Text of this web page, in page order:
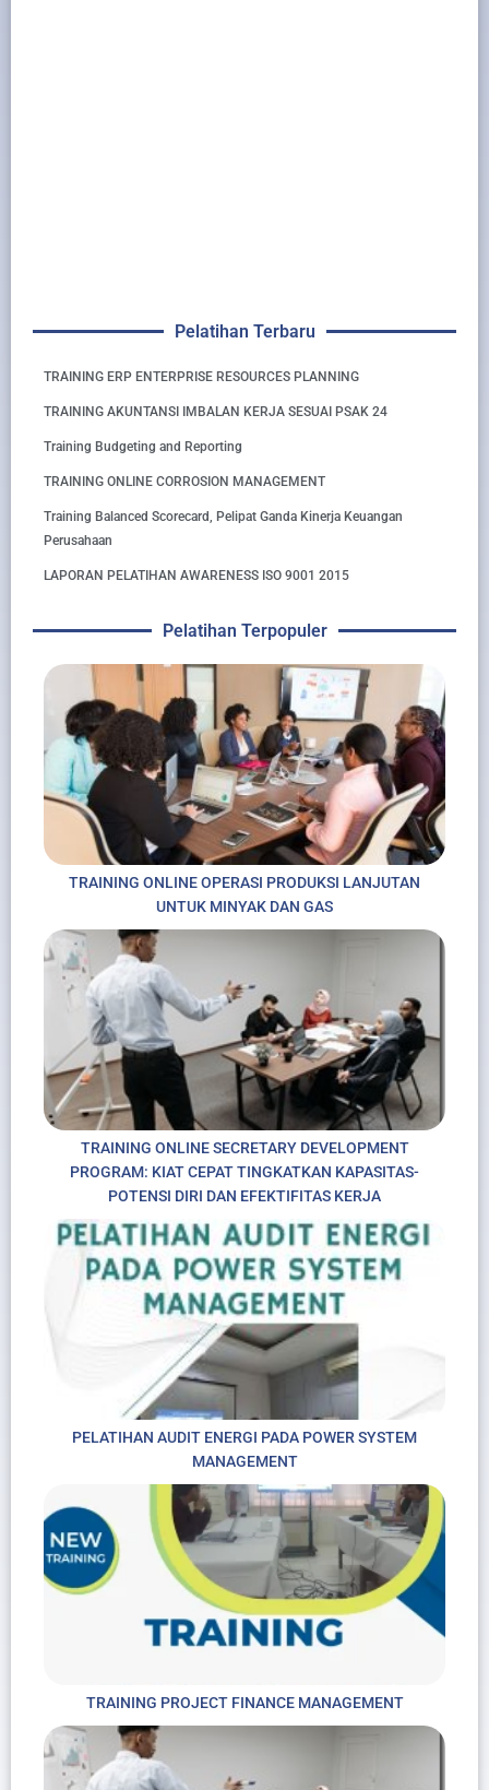
Pelatihan Terbaru
TRAINING ERP ENTERPRISE RESOURCES PLANNING
TRAINING AKUNTANSI IMBALAN KERJA SESUAI PSAK 24
Training Budgeting and Reporting
TRAINING ONLINE CORROSION MANAGEMENT
Training Balanced Scorecard, Pelipat Ganda Kinerja Keuangan
Perusahaan
LAPORAN PELATIHAN AWARENESS ISO 9001 2015
Pelatihan Terpopuler
TRAINING ONLINE OPERASI PRODUKSI LANJUTAN
UNTUK MINYAK DAN GAS
TRAINING ONLINE SECRETARY DEVELOPMENT
PROGRAM: KIAT CEPAT TINGKATKAN KAPASITAS-
POTENSI DIRI DAN EFEKTIFITAS KERJA
PELATIHAN AUDIT ENERGI PADA POWER SYSTEM
MANAGEMENT
TRAINING PROJECT FINANCE MANAGEMENT